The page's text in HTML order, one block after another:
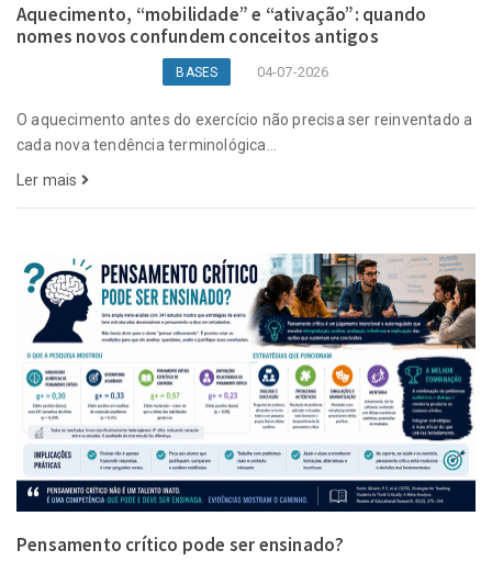
Aquecimento, “mobilidade” e “ativação”: quando
nomes novos confundem conceitos antigos
BASES 04-07-2026
O aquecimento antes do exercício não precisa ser reinventado a
cada nova tendência terminológica...
Ler mais
Pensamento crítico pode ser ensinado?